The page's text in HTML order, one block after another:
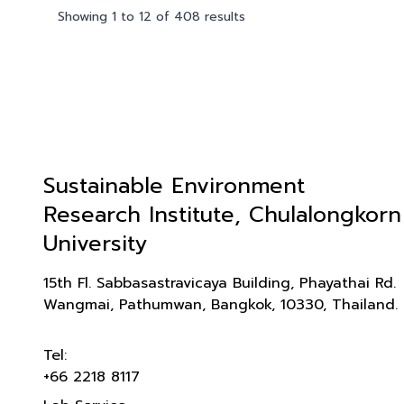
Showing 1 to 12 of 408 results
Sustainable Environment
Research Institute, Chulalongkorn
University
15th Fl. Sabbasastravicaya Building, Phayathai Rd.
Wangmai, Pathumwan, Bangkok, 10330, Thailand.
Tel:
+66 2218 8117